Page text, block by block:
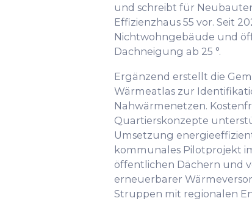
und schreibt für
Effizienzhaus 55 vor. Seit
Nichtwohngebäude und
Dachneigung ab 25 °.
Ergänzend erstellt die
Wärmeatlas zur
Nahwärmenetzen.
Quartierskonzepte
Umsetzung
kommunales Pilotprojekt
öffentlichen Dächern und
erneuerbarer
Struppen mit regionalen